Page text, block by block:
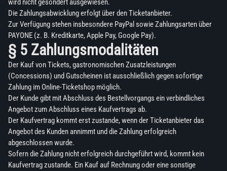
wird nicht gesondert ausgewiesen.
Die Zahlungsabwicklung erfolgt über den Ticketanbieter.
Zur Verfügung stehen insbesondere PayPal sowie Zahlungsarten über
PAYONE (z. B. Kreditkarte, Apple Pay, Google Pay).
§ 5 Zahlungsmodalitäten
Der Kauf von Tickets, gastronomischen Zusatzleistungen
(Concessions) und Gutscheinen ist ausschließlich gegen sofortige
Zahlung im Online-Ticketshop möglich.
Der Kunde gibt mit Abschluss des Bestellvorgangs ein verbindliches
Angebot zum Abschluss eines Kaufvertrags ab.
Der Kaufvertrag kommt erst zustande, wenn der Ticketanbieter das
Angebot des Kunden annimmt und die Zahlung erfolgreich
abgeschlossen wurde.
Sofern die Zahlung nicht erfolgreich durchgeführt wird, kommt kein
Kaufvertrag zustande. Ein Kauf auf Rechnung oder eine sonstige